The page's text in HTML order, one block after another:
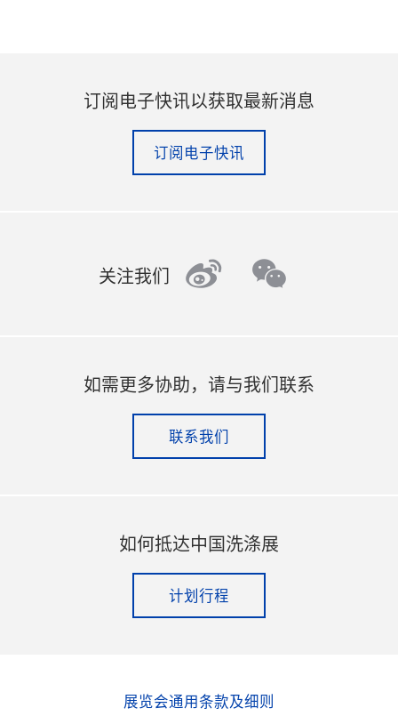
订阅电子快讯以获取最新消息
订阅电子快讯
关注我们 weibowechat
如需更多协助，请与我们联系
联系我们
如何抵达中国洗涤展
计划行程
展览会通用条款及细则